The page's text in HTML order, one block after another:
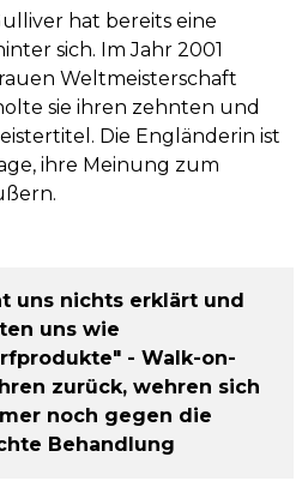
hat bereits eine
sich. Im Jahr 2001
Weltmeisterschaft
sie ihren zehnten und
Die Engländerin ist
ihre Meinung zum
uns nichts erklärt und
uns wie
- Walk-on-
zurück, wehren sich
noch gegen die
Behandlung